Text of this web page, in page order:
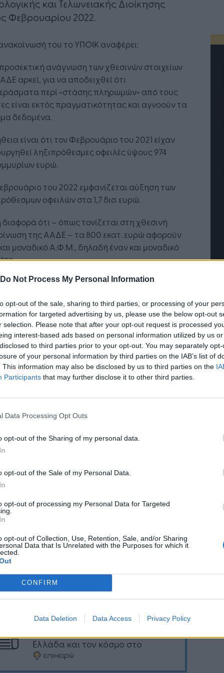
Do Not Process My Personal Information
opt-out of the sale, sharing to third parties, or processing of your
for targeted advertising by us, please use the below opt-out
selection. Please note that after your opt-out request is processed
interest-based ads based on personal information utilized by us
to third parties prior to your opt-out. You may separately
of your personal information by third parties on the IAB’s list of
This information may also be disclosed by us to third parties on the
Participants that may further disclose it to other third parties.
Data Processing Opt Outs
opt-out of the Sharing of my personal data.
opt-out of the Sale of my Personal Data.
opt-out of processing my Personal Data for Targeted
opt-out of Collection, Use, Retention, Sale, and/or Sharing
Data that Is Unrelated with the Purposes for which it
CONFIRM
Data Deletion Data Access Privacy Policy
και Τελωνειακής Διοίκησης
Φεβρουαρίου 2022.
του το ΥΠΟΙΚ αναφέρει:
ανάγνωση των χθεσινών στοιχείων
αρκεί, για να αποδειχθεί ότι
περί «στάσης πληρωμών» από τους
είναι εκτός πραγματικότητας και αγνοούν τα
δεδομένα.
είναι ότι τον Φεβρουάριο του 2021 είχαν
ληξιπρόθεσμες οφειλές ύψους 974
ευρώ.
του 2022 εμφανίζεται αύξηση των
οφειλών στα 1,7 δισ. ευρώ.
ότι – όπως τονίζεται στη χθεσινή
της ΑΑΔΕ – τα 800 εκατ. ευρώ αφορούν
μοναδικό Α.Φ.Μ., δηλαδή έναν και μοναδικό
εάν αφαιρεθεί το συγκεκριμένο ποσό, οι
επίπεδα.
με βάση την επίσημη ενημέρωση της ΑΑΔΕ,
Ιανουαρίου-Φεβρουαρίου 2022
από ληξιπρόθεσμα χρέη 73 εκατ. ευρώ
από την αντίστοιχη περυσινή περίοδο.
επανένταξης σε αυτή για όσους την
στη διάρκεια της πανδημίας και το νέο
στην περίοδο της πανδημίας,
δυνατότητα στους πολίτες να
διευκολύνει και θα συνεχίσει να
τους πολίτες.»
όλα τα επιχειρηματικά νέα
Δείτε όλες τις τελευταίες
Ελλάδα και τον κόσμο στο
Νοημοσύνη: το νέο
σύστημα της
Οι προσλήψεις
Jobfind.gr ως
επιχείρηση και